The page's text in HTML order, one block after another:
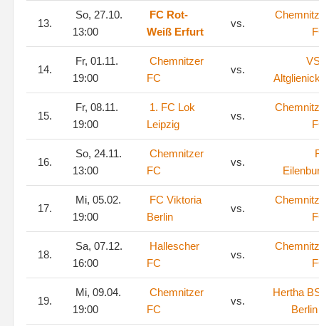
13.
So, 27.10.
13:00
FC Rot-
Weiß Erfurt
vs.
14.
Fr, 01.11.
19:00
Chemnitzer
FC
vs.
15.
Fr, 08.11.
19:00
1. FC Lok
Leipzig
vs.
16.
So, 24.11.
13:00
Chemnitzer
FC
vs.
17.
Mi, 05.02.
19:00
FC Viktoria
Berlin
vs.
18.
Sa, 07.12.
16:00
Hallescher
FC
vs.
19.
Mi, 09.04.
19:00
Chemnitzer
FC
vs.
Hertha